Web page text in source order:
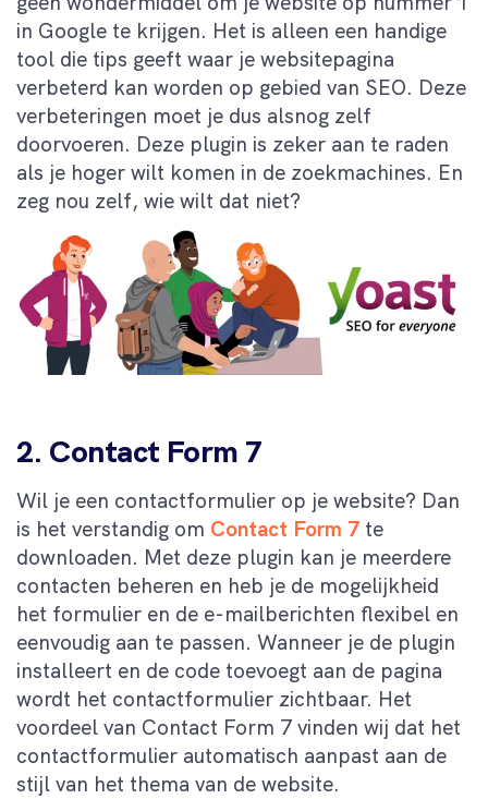
in Google te krijgen. Het is alleen een handige
tool die tips geeft waar je websitepagina
verbeterd kan worden op gebied van SEO. Deze
verbeteringen moet je dus alsnog zelf
doorvoeren. Deze plugin is zeker aan te raden
als je hoger wilt komen in de zoekmachines. En
zeg nou zelf, wie wilt dat niet?
2. Contact Form 7
Wil je een contactformulier op je website? Dan
is het verstandig om Contact Form 7 te
downloaden. Met deze plugin kan je meerdere
contacten beheren en heb je de mogelijkheid
het formulier en de e-mailberichten flexibel en
eenvoudig aan te passen. Wanneer je de plugin
installeert en de code toevoegt aan de pagina
wordt het contactformulier zichtbaar. Het
voordeel van Contact Form 7 vinden wij dat het
contactformulier automatisch aanpast aan de
stijl van het thema van de website.